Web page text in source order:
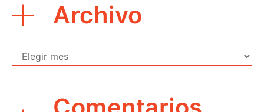
Archivo
Archivo